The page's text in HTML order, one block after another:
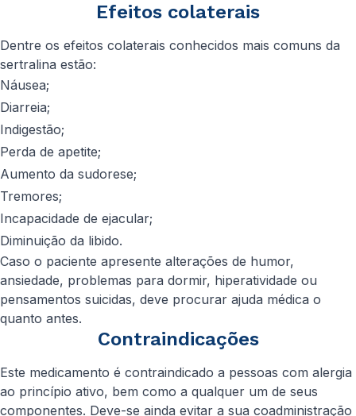
Efeitos colaterais
Dentre os efeitos colaterais conhecidos mais comuns da
sertralina estão:
Náusea;
Diarreia;
Indigestão;
Perda de apetite;
Aumento da sudorese;
Tremores;
Incapacidade de ejacular;
Diminuição da libido.
Caso o paciente apresente alterações de humor,
ansiedade, problemas para dormir, hiperatividade ou
pensamentos suicidas, deve procurar ajuda médica o
quanto antes.
Contraindicações
Este medicamento é contraindicado a pessoas com alergia
ao princípio ativo, bem como a qualquer um de seus
componentes. Deve-se ainda evitar a sua coadministração